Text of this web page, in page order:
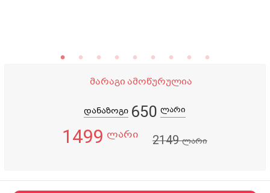
მარაგი ამოწურულია
დანაზოგი 650 ლარი
1499 ლარი 2149ლარი